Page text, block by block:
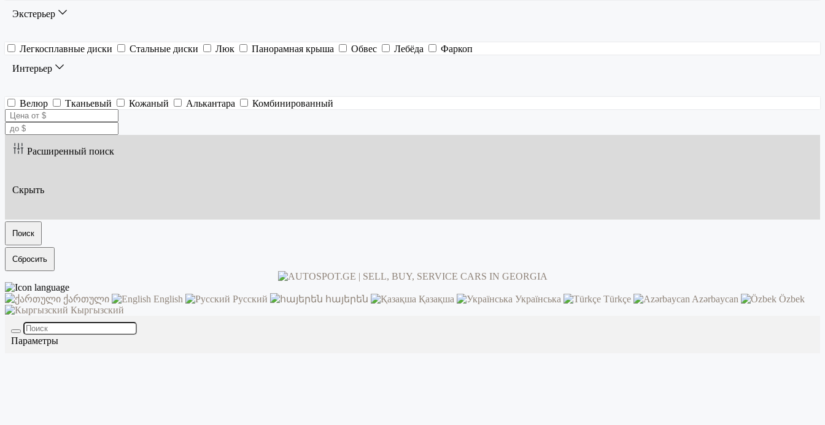
Экстерьер
Легкосплавные диски Стальные диски Люк Панорамная крыша Обвес Лебёда
Фаркоп
Интерьер
Велюр Тканьевый Кожаный Алькантара Комбинированный
Расширенный поиск
Скрыть
Поиск
Сбросить
ქართული English Русский հայերեն Қазақша Українська Türkçe Azərbaycan
Özbek
Кыргызский
Параметры